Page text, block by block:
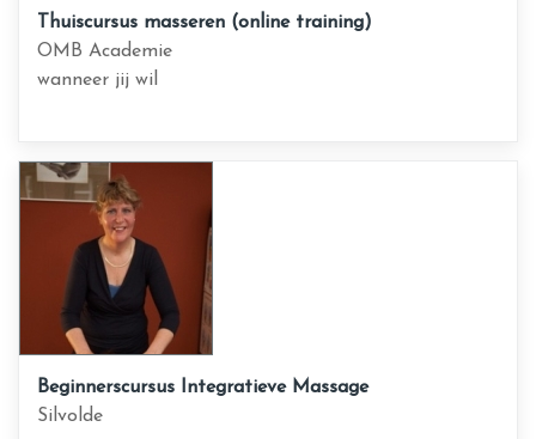
Thuiscursus masseren (online training)
OMB Academie
wanneer jij wil
Beginnerscursus Integratieve Massage
Silvolde